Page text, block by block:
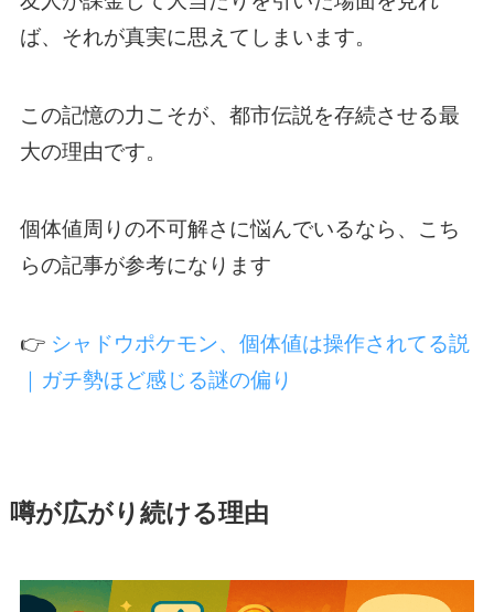
ば、それが真実に思えてしまいます。
この記憶の力こそが、都市伝説を存続させる最
大の理由です。
個体値周りの不可解さに悩んでいるなら、こち
らの記事が参考になります
👉 シャドウポケモン、個体値は操作されてる説
｜ガチ勢ほど感じる謎の偏り
噂が広がり続ける理由